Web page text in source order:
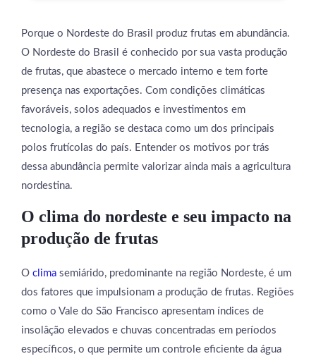
Porque o Nordeste do Brasil produz frutas em abundância.
O Nordeste do Brasil é conhecido por sua vasta produção
de frutas, que abastece o mercado interno e tem forte
presença nas exportações. Com condições climáticas
favoráveis, solos adequados e investimentos em
tecnologia, a região se destaca como um dos principais
polos frutícolas do país. Entender os motivos por trás
dessa abundância permite valorizar ainda mais a agricultura
nordestina.
O clima do nordeste e seu impacto na
produção de frutas
O clima semiárido, predominante na região Nordeste, é um
dos fatores que impulsionam a produção de frutas. Regiões
como o Vale do São Francisco apresentam índices de
insolâção elevados e chuvas concentradas em períodos
específicos, o que permite um controle eficiente da água